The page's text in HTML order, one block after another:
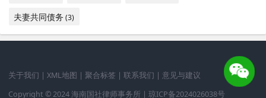
夫妻共同债务 (3)
关于我们 | XML地图 | 聚合标签 | 联系我们 | 意见与建议
Copyright © 2024 海南国社律师事务所 | 琼ICP备2024026038号